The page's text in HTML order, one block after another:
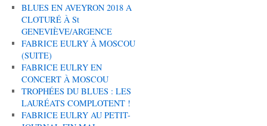
BLUES EN AVEYRON 2018 A
CLOTURÉ À St
GENEVIÈVE/ARGENCE
FABRICE EULRY À MOSCOU
(SUITE)
FABRICE EULRY EN
CONCERT À MOSCOU
TROPHÉES DU BLUES : LES
LAURÉATS COMPLOTENT !
FABRICE EULRY AU PETIT-